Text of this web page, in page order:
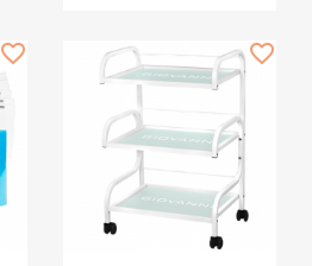
favorite_border favorite_border